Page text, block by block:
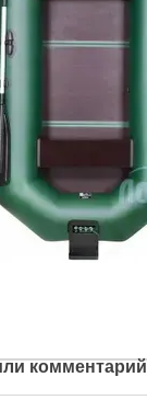
комментарий